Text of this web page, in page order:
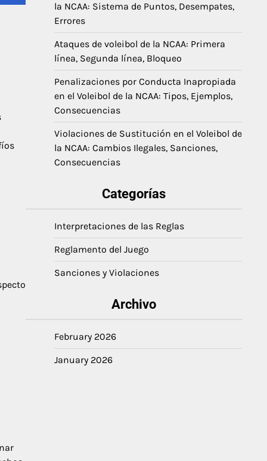
la NCAA: Sistema de Puntos, Desempates,
Errores
Ataques de voleibol de la NCAA: Primera
línea, Segunda línea, Bloqueo
Penalizaciones por Conducta Inapropiada
en el Voleibol de la NCAA: Tipos, Ejemplos,
Consecuencias
Violaciones de Sustitución en el Voleibol de
la NCAA: Cambios Ilegales, Sanciones,
Consecuencias
Categorías
Interpretaciones de las Reglas
Reglamento del Juego
Sanciones y Violaciones
Archivo
February 2026
January 2026